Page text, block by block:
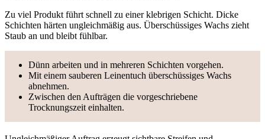
Zu viel Produkt führt schnell zu einer klebrigen Schicht. Dicke
Schichten härten ungleichmäßig aus. Überschüssiges Wachs zieht
Staub an und bleibt fühlbar.
Dünn arbeiten und in mehreren Schichten vorgehen.
Mit einem sauberen Leinentuch überschüssiges Wachs
abnehmen.
Zwischen den Aufträgen die vorgeschriebene
Trocknungszeit einhalten.